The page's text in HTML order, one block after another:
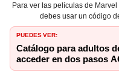
Para ver las películas de
debes usar un código
PUEDES VER:
Catálogo para adultos
acceder en dos pasos